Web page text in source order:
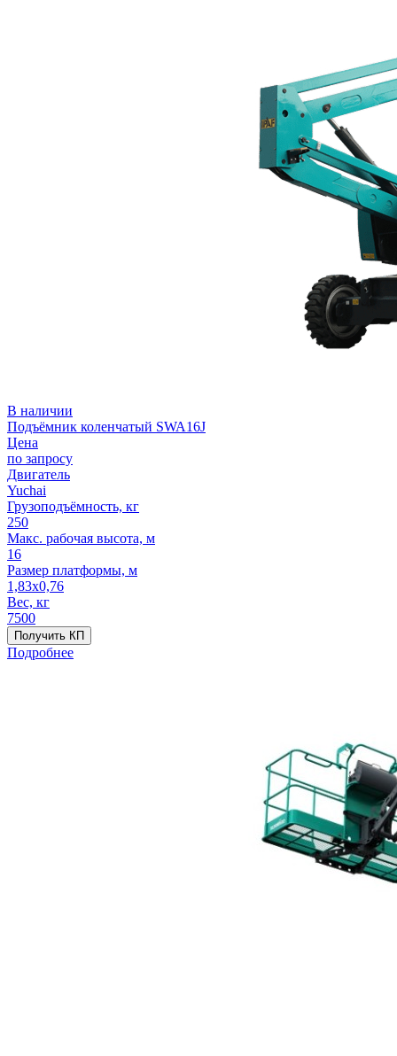
В наличии
Подъёмник коленчатый SWA16J
Цена
по запросу
Двигатель
Yuchai
Грузоподъёмность, кг
250
Макс. рабочая высота, м
16
Размер платформы, м
1,83x0,76
Вес, кг
7500
Получить КП
Подробнее